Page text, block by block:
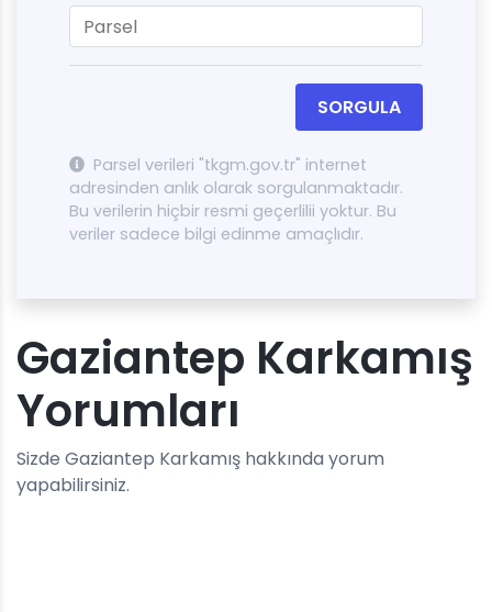
SORGULA
Parsel verileri "tkgm.gov.tr" internet
adresinden anlık olarak sorgulanmaktadır.
Bu verilerin hiçbir resmi geçerlilii yoktur. Bu
veriler sadece bilgi edinme amaçlıdır.
Gaziantep Karkamış
Yorumları
Sizde Gaziantep Karkamış hakkında yorum
yapabilirsiniz.